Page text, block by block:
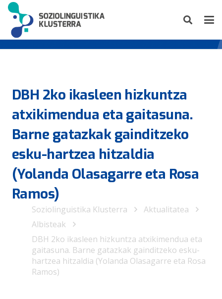
DBH 2ko ikasleen hizkuntza
atxikimendua eta gaitasuna.
Barne gatazkak gainditzeko
esku-hartzea hitzaldia
(Yolanda Olasagarre eta Rosa
Ramos)
Soziolinguistika Klusterra
Aktualitatea
Albisteak
DBH 2ko ikasleen hizkuntza atxikimendua eta
gaitasuna. Barne gatazkak gainditzeko esku-
hartzea hitzaldia (Yolanda Olasagarre eta Rosa
Ramos)